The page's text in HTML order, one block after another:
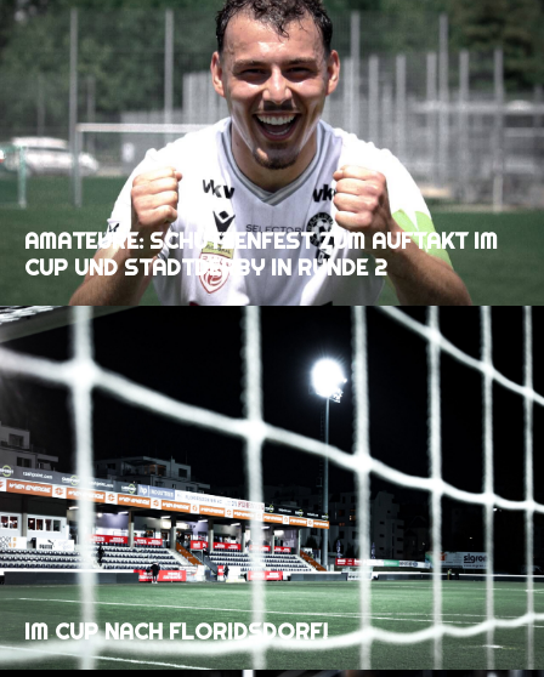
AMATEURE: SCHÜTZENFEST ZUM AUFTAKT IM
CUP UND STADTDERBY IN RUNDE 2
IM CUP NACH FLORIDSDORF!